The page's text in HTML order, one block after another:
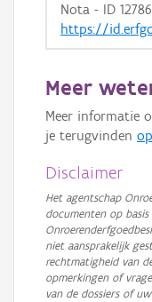
Nota - ID 12786
https://
Meer
Meer informatie
je terugvinden
Disclaimer
Het agentschap
documenten op
niet aansprakelijk
rechtmatigheid van
opmerkingen of
van de dossiers of